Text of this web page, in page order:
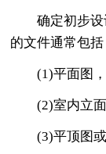
确定初步设
的文件通常包括
(1)平面图，
(2)室内立面
(3)平顶图或